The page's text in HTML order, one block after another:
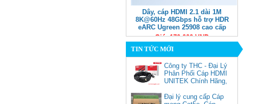
Dây, cáp HDMI 2.1 dài 1M
8K@60Hz 48Gbps hỗ trợ HDR
eARC Ugreen 25908 cao cấp
Giá: 170,000 VNĐ
TIN TỨC MỚI
Công ty THC - Đại Lý
Phân Phối Cáp HDMI
UNITEK Chính Hãng,
Đại lý cung cấp Cáp